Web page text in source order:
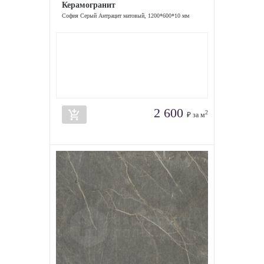
Керамогранит
София Серый Антрацит матовый, 1200*600*10 мм
add_shopping_cart 2 600 ₽ за м2